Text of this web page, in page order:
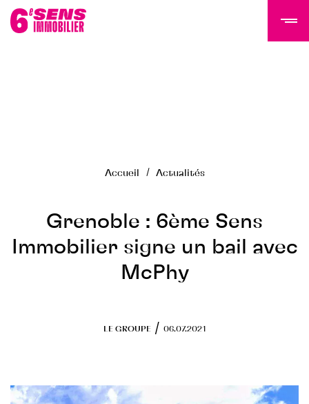
NOS PROGRAMMES
Tertiaire
Actions engagées
Accueil Actualités
Grenoble : 6ème Sens
Immobilier signe un bail avec
McPhy
LE GROUPE / 06.07.2021